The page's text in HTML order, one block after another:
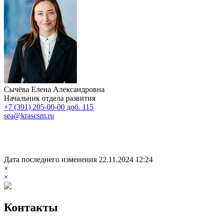
Сычёва Елена Александровна
Начальник отдела развития
+7 (391) 205-00-00 доб. 115
sea@krascsm.ru
Дата последнего изменения 22.11.2024 12:24
×
×
Контакты